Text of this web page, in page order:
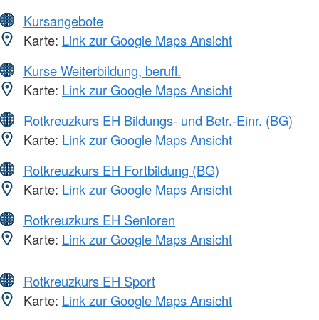
Kursangebote
Karte: Link zur Google Maps Ansicht
Kurse Weiterbildung, berufl.
Karte: Link zur Google Maps Ansicht
Rotkreuzkurs EH Bildungs- und Betr.-Einr. (BG)
Karte: Link zur Google Maps Ansicht
Rotkreuzkurs EH Fortbildung (BG)
Karte: Link zur Google Maps Ansicht
Rotkreuzkurs EH Senioren
Karte: Link zur Google Maps Ansicht
Rotkreuzkurs EH Sport
Karte: Link zur Google Maps Ansicht